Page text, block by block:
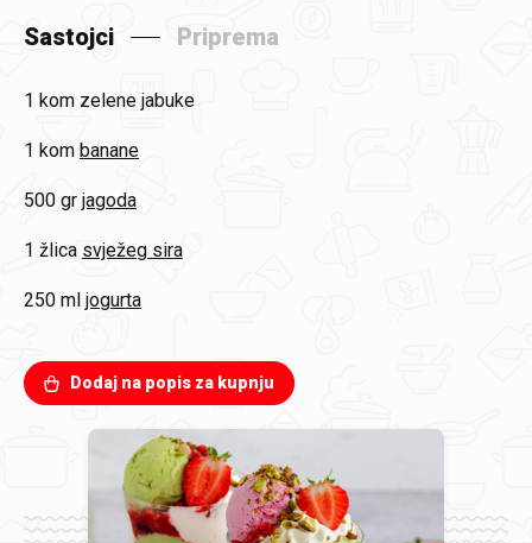
Sastojci Priprema
1 kom zelene jabuke
1 kom banane
500 gr jagoda
1 žlica svježeg sira
250 ml jogurta
Dodaj na popis za kupnju